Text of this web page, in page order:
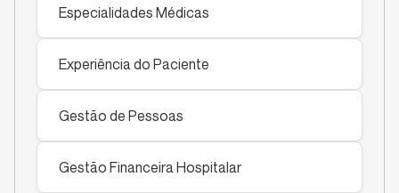
Especialidades Médicas
Experiência do Paciente
Gestão de Pessoas
Gestão Financeira Hospitalar